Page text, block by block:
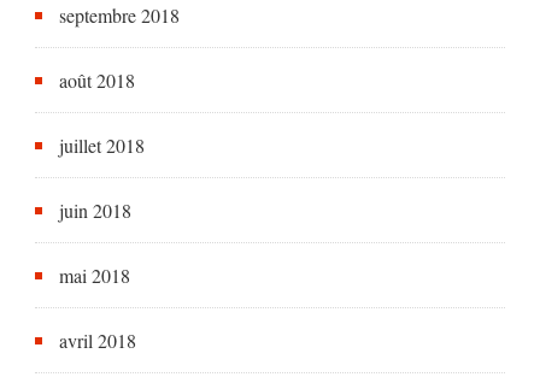
septembre 2018
août 2018
juillet 2018
juin 2018
mai 2018
avril 2018